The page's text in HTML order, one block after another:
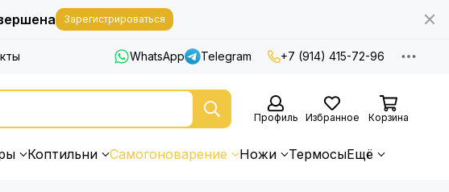
Зарегистрироваться
WhatsApp Telegram +7 (914) 415-72-96
Профиль Избранное Корзина
Коптильни Самогоноварение Ножи ТермосыЕщё